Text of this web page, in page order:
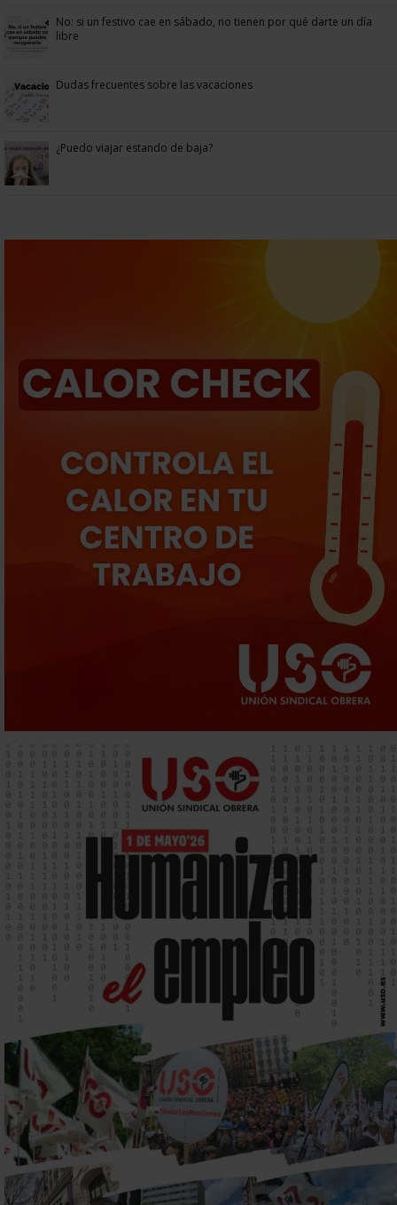
No: si un festivo cae en sábado, no tienen por qué darte un día
libre
Dudas frecuentes sobre las vacaciones
¿Puedo viajar estando de baja?